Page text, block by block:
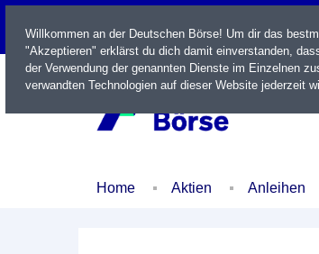
LIVE
Home Aktien Anleihen
Willkommen an der Deutschen Börse! Um dir das
"Akzeptieren" erklärst du dich damit einverstanden,
der Verwendung der genannten Dienste im Einzelnen
verwandten Technologien auf dieser Website jederzeit